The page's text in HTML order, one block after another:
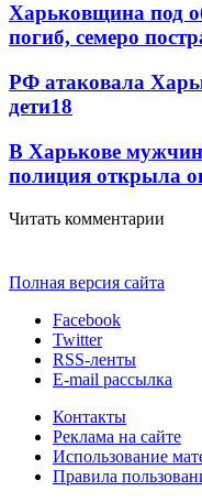
Харьковщина под
погиб, семеро
РФ атаковала
дети18
В Харькове
полиция открыла
Читать комментарии
Полная версия сайта
Facebook
Twitter
RSS-ленты
E-mail рассылка
Контакты
Реклама на сайте
Использование
Правила